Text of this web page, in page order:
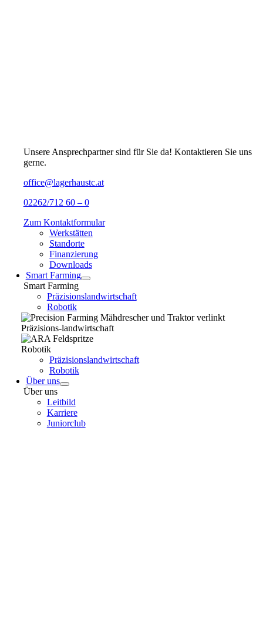
Unsere Ansprechpartner sind für Sie da! Kontaktieren Sie uns
gerne.
office@lagerhaustc.at
02262/712 60 – 0
Zum Kontaktformular
Werkstätten
Standorte
Finanzierung
Downloads
Smart Farming
Smart Farming
Präzisionslandwirtschaft
Robotik
Präzisions-landwirtschaft
Robotik
Präzisionslandwirtschaft
Robotik
Über uns
Über uns
Leitbild
Karriere
Juniorclub